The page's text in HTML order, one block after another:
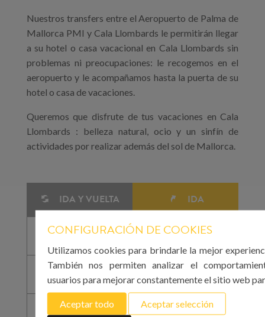
Nuestros transfers entre el Aeropuerto de Palma de
Mallorca PMI y Cala Llombards le permitirán llegar
a su hotel o casa vacacional en Cala Llombards sin
problemas ni preocupaciones: le recogemos en el
aeropuerto y le acompañamos hasta la puerta de su
hotel o casa de vacaciones.
Queremos que disfrute de tus vacaciones en Cala
Llombards : belleza natural, ocio y un sinfín de
actividades por realizar además del sol de Mallorca.
IDA Y VUELTA IDA
CONFIGURACIÓN DE COOKIES
Utilizamos cookies para brindarle la mejor
También nos permiten analizar el
usuarios para mejorar constantemente el sitio web
Aceptar todo
Aceptar selección